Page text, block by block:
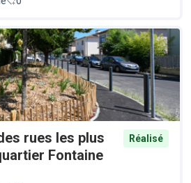
rues les plus
Fontaine
Réalisé